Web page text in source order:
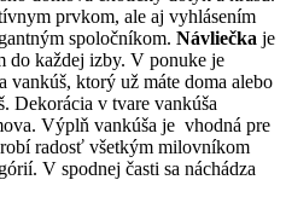
prvkom, ale aj vyhlásením
spoločníkom. Návliečka je
do každej izby. V ponuke je
vankúš, ktorý už máte doma alebo
Dekorácia v tvare vankúša
Výplň vankúša je vhodná pre
radosť všetkým milovníkom
V spodnej časti sa náchádza